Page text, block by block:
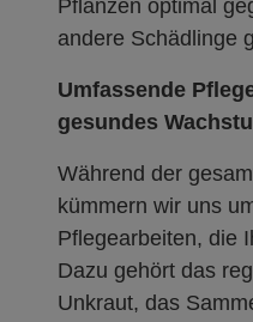
Pflanzen optimal
andere Schädlinge
Umfassende
gesundes
Während der
kümmern wir uns
Pflegearbeiten, die
Dazu gehört das
Unkraut, das